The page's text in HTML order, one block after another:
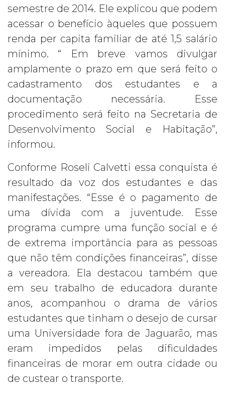
semestre de 2014. Ele explicou que podem
acessar o benefício àqueles que possuem
renda per capita familiar de até 1,5 salário
mínimo. “ Em breve vamos divulgar
amplamente o prazo em que será feito o
cadastramento dos estudantes e a
documentação necessária. Esse
procedimento será feito na Secretaria de
Desenvolvimento Social e Habitação”,
informou.
Conforme Roseli Calvetti essa conquista é
resultado da voz dos estudantes e das
manifestações. “Esse é o pagamento de
uma dívida com a juventude. Esse
programa cumpre uma função social e é
de extrema importância para as pessoas
que não têm condições financeiras”, disse
a vereadora. Ela destacou também que
em seu trabalho de educadora durante
anos, acompanhou o drama de vários
estudantes que tinham o desejo de cursar
uma Universidade fora de Jaguarão, mas
eram impedidos pelas dificuldades
financeiras de morar em outra cidade ou
de custear o transporte.